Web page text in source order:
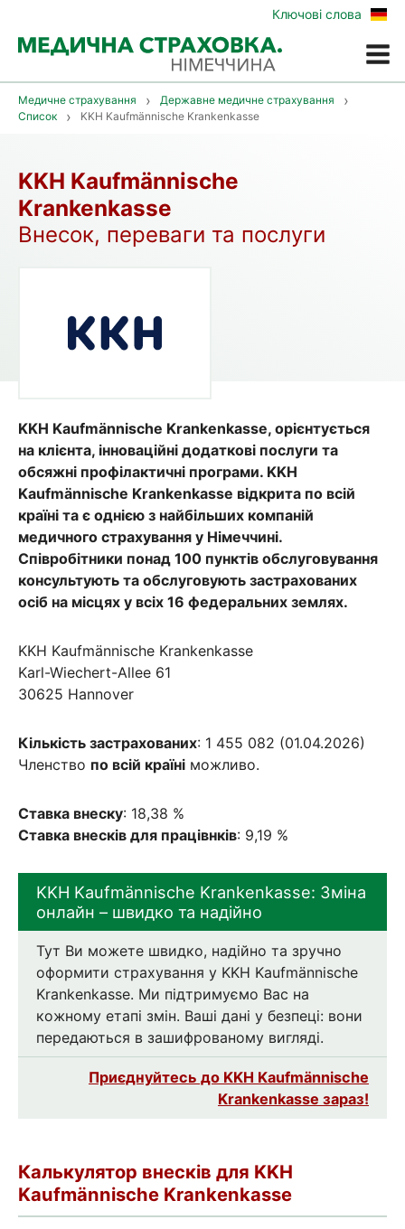
Меню
Ключові слова
Zur
Медичне страхування
Державне медичне страхування
Список
KKH Kaufmännische Krankenkasse
KKH Kaufmännische
Krankenkasse
Внесок, переваги та послуги
KKH Kaufmännische Krankenkasse, орієнтується
на клієнта, інноваційні додаткові послуги та
обсяжні профілактичні програми. KKH
Kaufmännische Krankenkasse відкрита по всій
країні та є однією з найбільших компаній
медичного страхування у Німеччині.
Співробітники понад 100 пунктів обслуговування
консультують та обслуговують застрахованих
осіб на місцях у всіх 16 федеральних землях.
KKH Kaufmännische Krankenkasse
Karl-Wiechert-Allee 61
30625 Hannover
Кількість застрахованих: 1 455 082 (01.04.2026)
Членство по всій країні можливо.
Ставка внеску: 18,38 %
Ставка внесків для працівнків: 9,19 %
KKH Kaufmännische Krankenkasse: Зміна
онлайн – швидко та надійно
Тут Ви можете швидко, надійно та зручно
оформити страхування у KKH Kaufmännische
Krankenkasse. Ми підтримуємо Вас на
кожному етапі змін. Ваші дані у безпеці: вони
передаються в зашифрованому вигляді.
Приєднуйтесь до KKH Kaufmännische
Krankenkasse зараз!